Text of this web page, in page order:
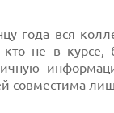
года вся
не в курсе,
совместима